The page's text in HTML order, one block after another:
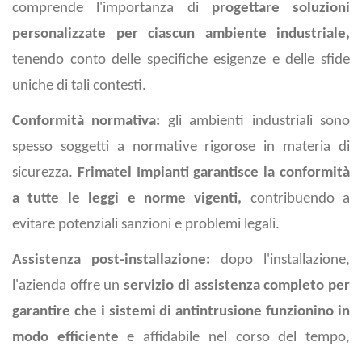
comprende l'importanza di progettare soluzioni
personalizzate per ciascun ambiente industriale,
tenendo conto delle specifiche esigenze e delle sfide
uniche di tali contesti.
Conformità normativa: gli ambienti industriali sono
spesso soggetti a normative rigorose in materia di
sicurezza. Frimatel Impianti garantisce la conformità
a tutte le leggi e norme vigenti, contribuendo a
evitare potenziali sanzioni e problemi legali.
Assistenza post-installazione: dopo l'installazione,
l'azienda offre unservizio di assistenza completo per
garantire che i sistemi di antintrusione funzionino in
modo efficiente e affidabile nel corso del tempo,